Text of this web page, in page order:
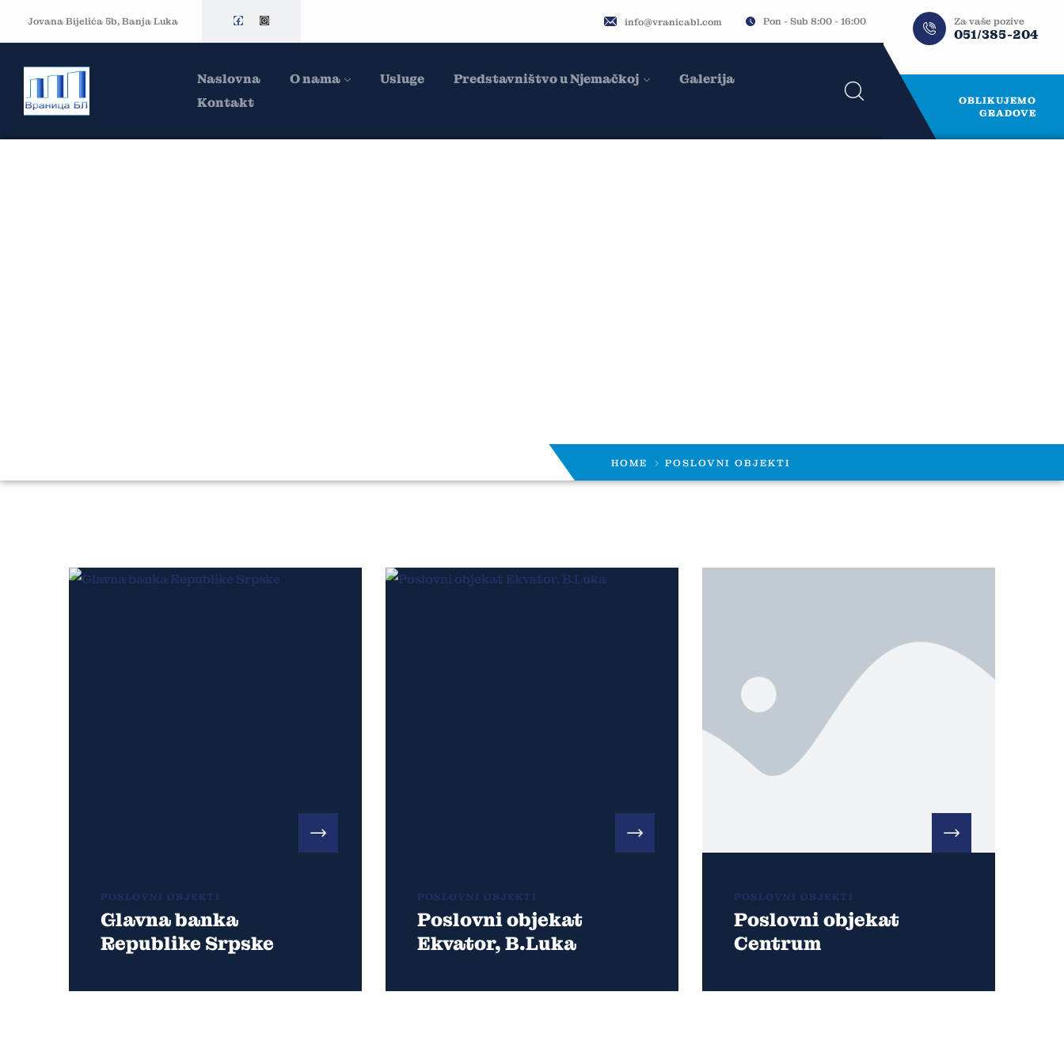
Jovana Bijelića 5b, Banja Luka info@vranicabl.com Pon - Sub 8:00 - 16:00 Za vaše pozive
051/385-204
Naslovna O nama Usluge Predstavništvo u Njemačkoj
Galerija
Kontakt
OBLIKUJEMO
GRADOVE
HOME POSLOVNI OBJEKTI
POSLOVNI OBJEKTI
Glavna banka
Republike Srpske
POSLOVNI OBJEKTI
Poslovni objekat
Ekvator, B.Luka
POSLOVNI OBJEKTI
Poslovni objekat
Centrum